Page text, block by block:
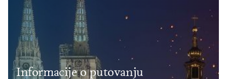
Informacije o putovanju